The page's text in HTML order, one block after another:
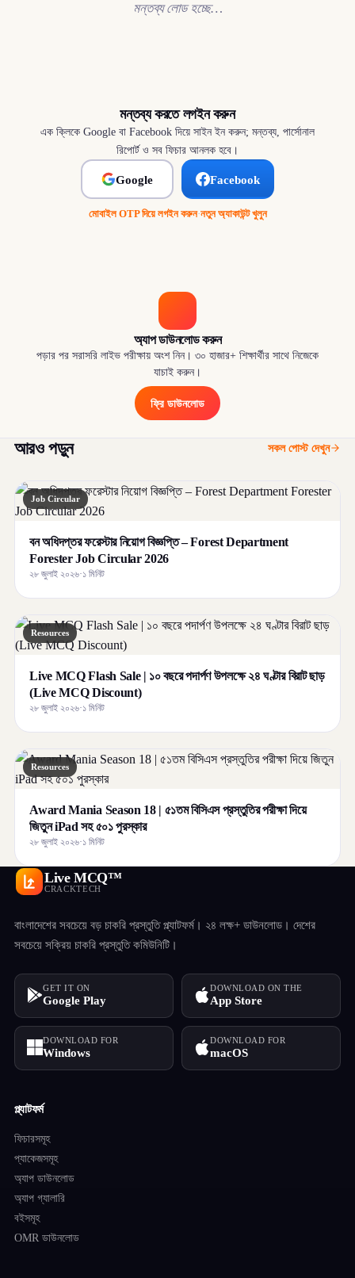
মন্তব্য লোড হচ্ছে…
মন্তব্য করতে লগইন করুন
এক ক্লিকে Google বা Facebook দিয়ে সাইন ইন করুন; মন্তব্য, পার্সোনাল
রিপোর্ট ও সব ফিচার আনলক হবে।
Google Facebook
মোবাইল OTP দিয়ে লগইন করুন·নতুন অ্যাকাউন্ট খুলুন
অ্যাপ ডাউনলোড করুন
পড়ার পর সরাসরি লাইভ পরীক্ষায় অংশ নিন। ৩০ হাজার+ শিক্ষার্থীর সাথে নিজেকে
যাচাই করুন।
ফ্রি ডাউনলোড
আরও পড়ুন সকল পোস্ট দেখুন
Job Circular
বন অধিদপ্তর ফরেস্টার নিয়োগ বিজ্ঞপ্তি – Forest Department
Forester Job Circular 2026
২৮ জুলাই ২০২৬·১ মিনিট
Resources
Live MCQ Flash Sale | ১০ বছরে পদার্পণ উপলক্ষে ২৪ ঘণ্টার বিরাট ছাড়
(Live MCQ Discount)
২৮ জুলাই ২০২৬·১ মিনিট
Resources
Award Mania Season 18 | ৫১তম বিসিএস প্রস্তুতির পরীক্ষা দিয়ে
জিতুন iPad সহ ৫০১ পুরস্কার
২৮ জুলাই ২০২৬·১ মিনিট
Live MCQ™
CRACKTECH
বাংলাদেশের সবচেয়ে বড় চাকরি প্রস্তুতি প্ল্যাটফর্ম। ২৪ লক্ষ+ ডাউনলোড। দেশের
সবচেয়ে সক্রিয় চাকরি প্রস্তুতি কমিউনিটি।
GET IT ON
Google Play
DOWNLOAD ON THE
App Store
DOWNLOAD FOR
Windows
DOWNLOAD FOR
macOS
প্ল্যাটফর্ম
ফিচারসমূহ
প্যাকেজসমূহ
অ্যাপ ডাউনলোড
অ্যাপ গ্যালারি
বইসমূহ
OMR ডাউনলোড